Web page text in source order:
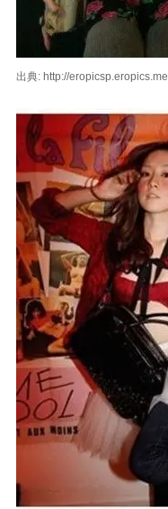
出典: http://eropicsp.eropics.me